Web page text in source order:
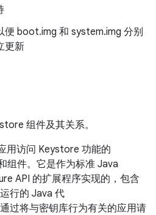
便 boot.img 和 system.img 分别
更新
组件及其关系。
用访问 Keystore 功能的
组件。它是作为标准 Java
API 的扩展程序实现的，包含
行的 Java 代
通过将与密钥库行为有关的应用请